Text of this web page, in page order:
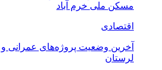
مسکن ملی خرم آباد
اقتصادی
آخرین وضعیت پروژه‌های عمرانی و
لرستان